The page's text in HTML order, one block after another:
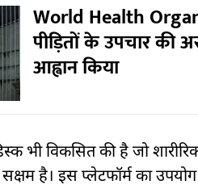
World Health
पीड़ितों के उपचार की
आह्वान किया
भी विकसित की है जो
सक्षम है। इस प्लेटफॉर्म का